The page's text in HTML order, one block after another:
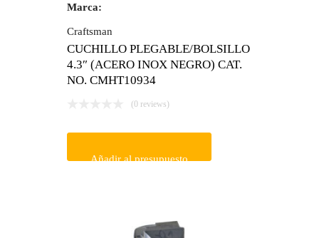
Marca:
Craftsman
CUCHILLO PLEGABLE/BOLSILLO
4.3″ (ACERO INOX NEGRO) CAT.
NO. CMHT10934
(0 reviews)
Añadir al presupuesto